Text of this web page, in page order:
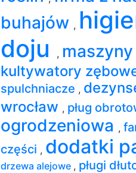
buhajów ,
doju
,
kultywatory
spulchniacze ,
wrocław , pług
ogrodzeniowa ,
części , dodatki
drzewa alejowe , pługi